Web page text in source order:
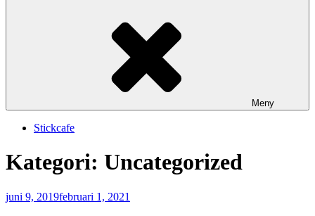
Meny
Stickcafe
Kategori: Uncategorized
Publicerat
juni 9, 2019februari 1, 2021